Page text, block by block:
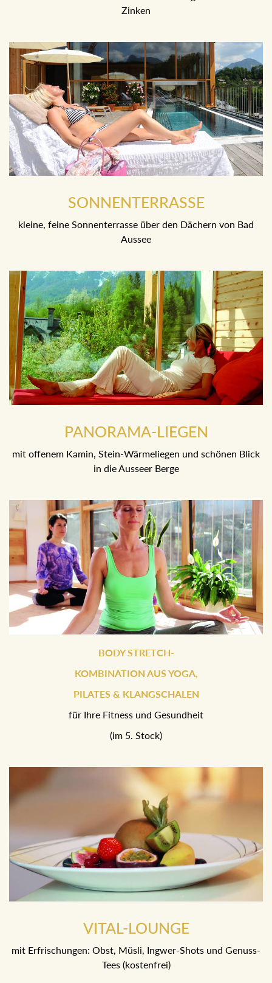
Zinken
SONNENTERRASSE
kleine, feine Sonnenterrasse über den Dächern von Bad
Aussee
PANORAMA-LIEGEN
mit offenem Kamin, Stein-Wärmeliegen und schönen Blick
in die Ausseer Berge
BODY STRETCH-
KOMBINATION AUS YOGA,
PILATES & KLANGSCHALEN
für Ihre Fitness und Gesundheit
(im 5. Stock)
VITAL-LOUNGE
mit Erfrischungen: Obst, Müsli, Ingwer-Shots und Genuss-
Tees (kostenfrei)